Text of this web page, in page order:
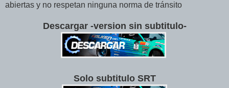
abiertas y no respetan ninguna norma de tránsito
Descargar -version sin subtitulo-
Solo subtitulo SRT